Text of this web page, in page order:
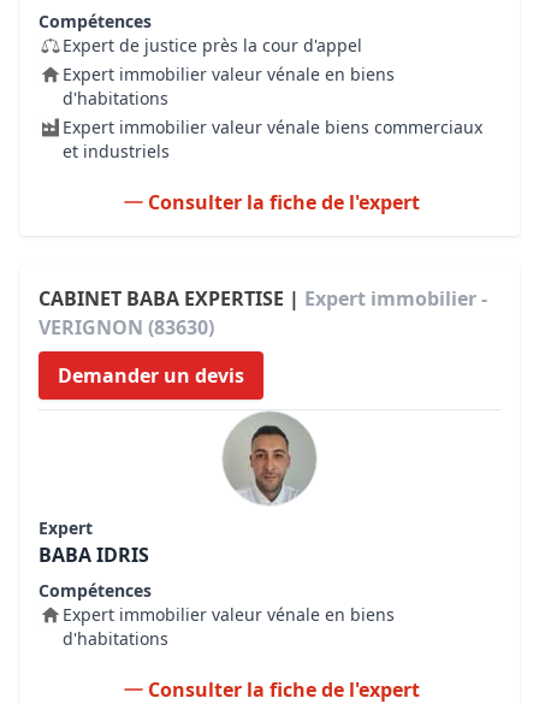
Compétences
Expert de justice près la cour d'appel
Expert immobilier valeur vénale en biens
d'habitations
Expert immobilier valeur vénale biens commerciaux
et industriels
Consulter la fiche de l'expert
CABINET BABA EXPERTISE | Expert immobilier -
VERIGNON (83630)
Demander un devis
Expert
BABA IDRIS
Compétences
Expert immobilier valeur vénale en biens
d'habitations
Consulter la fiche de l'expert